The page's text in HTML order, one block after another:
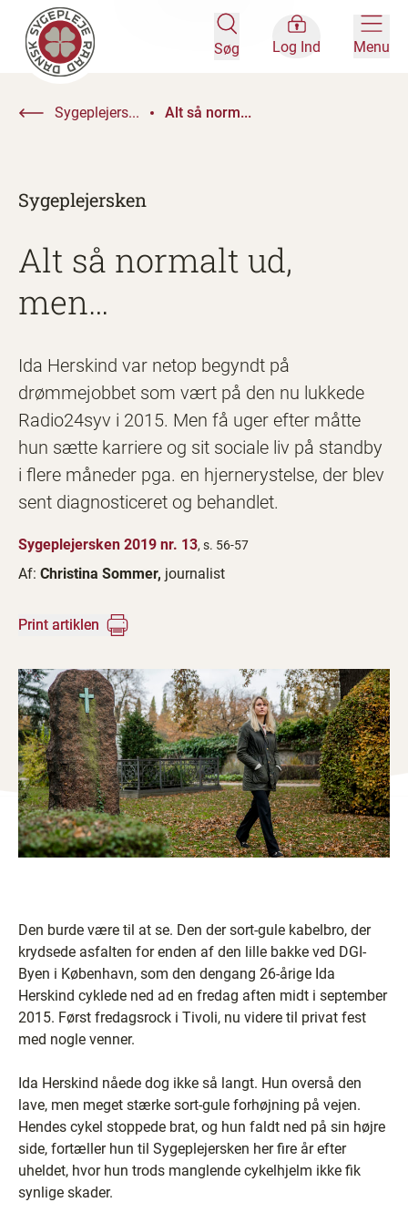
Søg Log Ind Menu
Sygeplejers... Alt så norm...
Sygeplejersken
Alt så normalt ud,
men…
Ida Herskind var netop begyndt på
drømmejobbet som vært på den nu lukkede
Radio24syv i 2015. Men få uger efter måtte
hun sætte karriere og sit sociale liv på standby
i flere måneder pga. en hjernerystelse, der blev
sent diagnosticeret og behandlet.
Sygeplejersken 2019 nr. 13, s. 56-57
Af: Christina Sommer, journalist
Print artiklen
Den burde være til at se. Den der sort-gule kabelbro, der
krydsede asfalten for enden af den lille bakke ved DGI-
Byen i København, som den dengang 26-årige Ida
Herskind cyklede ned ad en fredag aften midt i september
2015. Først fredagsrock i Tivoli, nu videre til privat fest
med nogle venner.
Ida Herskind nåede dog ikke så langt. Hun overså den
lave, men meget stærke sort-gule forhøjning på vejen.
Hendes cykel stoppede brat, og hun faldt ned på sin højre
side, fortæller hun til Sygeplejersken her fire år efter
uheldet, hvor hun trods manglende cykelhjelm ikke fik
synlige skader.